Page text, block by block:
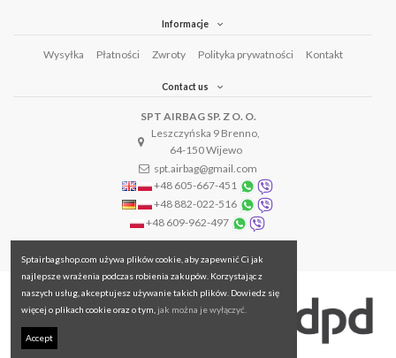
Informacje
Wysyłka Płatności Zwroty Polityka prywatności Kontakt
Contact us
SPT AIRBAG SP. Z O. O.
Leszczyńska 9 Brenno,
64-150 Wijewo
spt.airbag@gmail.com
+48 605-667-451
+48 882-022-516
+48 609-962-497
Sptairbagshop.com używa plików cookie, aby zapewnić Ci jak
najlepsze wrażenia podczas robienia zakupów. Korzystając z
naszych usług, akceptujesz używanie takich plików. Dowiedz się
więcej o plikach cookie oraz o tym, jak można je wyłączyć.
Accept